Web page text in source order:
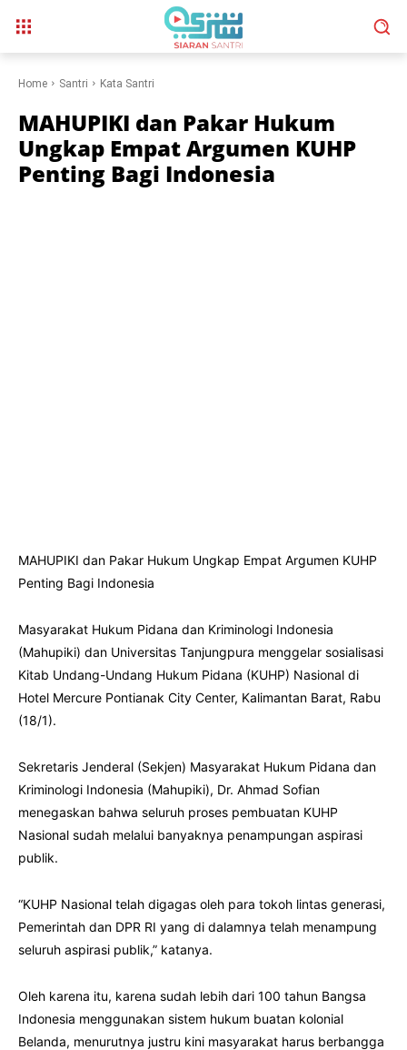
Home Santri Kata Santri
MAHUPIKI dan Pakar Hukum
Ungkap Empat Argumen KUHP
Penting Bagi Indonesia
MAHUPIKI dan Pakar Hukum Ungkap Empat Argumen KUHP
Penting Bagi Indonesia
Masyarakat Hukum Pidana dan Kriminologi Indonesia
(Mahupiki) dan Universitas Tanjungpura menggelar sosialisasi
Kitab Undang-Undang Hukum Pidana (KUHP) Nasional di
Hotel Mercure Pontianak City Center, Kalimantan Barat, Rabu
(18/1).
Sekretaris Jenderal (Sekjen) Masyarakat Hukum Pidana dan
Kriminologi Indonesia (Mahupiki), Dr. Ahmad Sofian
menegaskan bahwa seluruh proses pembuatan KUHP
Nasional sudah melalui banyaknya penampungan aspirasi
publik.
“KUHP Nasional telah digagas oleh para tokoh lintas generasi,
Pemerintah dan DPR RI yang di dalamnya telah menampung
seluruh aspirasi publik,” katanya.
Oleh karena itu, karena sudah lebih dari 100 tahun Bangsa
Indonesia menggunakan sistem hukum buatan kolonial
Belanda, menurutnya justru kini masyarakat harus berbangga